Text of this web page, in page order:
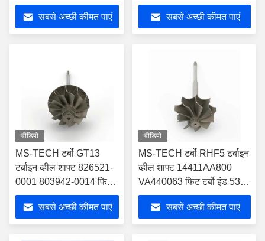
54319700002 टर्बोस के
लिए फिटसबसे अच्छी कीमत पाएं
मिमी एक्सड 50.95 मिमी ब्लेड 11
सबसे अच्छी कीमत पाएं
वीडियो
MS-TECH टर्बो GT13
टर्बाइन व्हील शाफ्ट 826521-
0001 803942-0014 फिट
टर्बोस Ind 37mm Exd
32.26mm ब्लेड 11
सबसे अच्छी कीमत पाएं
वीडियो
MS-TECH टर्बो RHF5 टर्बाइन
व्हील शाफ्ट 14411AA800
VA440063 फिट टर्बो इंड 53
मिमी एक्सड 45.7 मिमी ब्लेड 9
सबसे अच्छी कीमत पाएं